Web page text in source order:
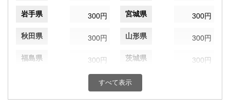
岩手県 300円 宮城県 300円
秋田県 300円 山形県 300円
福島県 300円 茨城県 300円
300円 群馬県
埼玉県 千葉県
すべて表示